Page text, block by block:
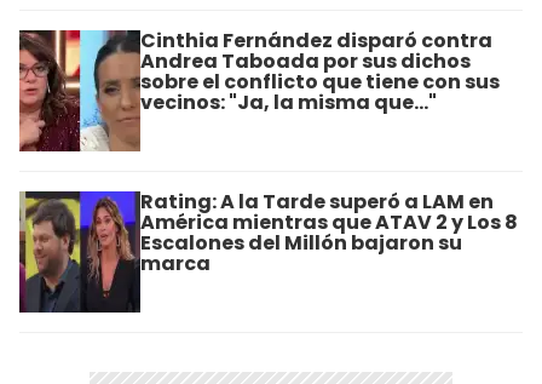
Cinthia Fernández disparó contra
Andrea Taboada por sus dichos
sobre el conflicto que tiene con sus
vecinos: "Ja, la misma que..."
Rating: A la Tarde superó a LAM en
América mientras que ATAV 2 y Los 8
Escalones del Millón bajaron su
marca